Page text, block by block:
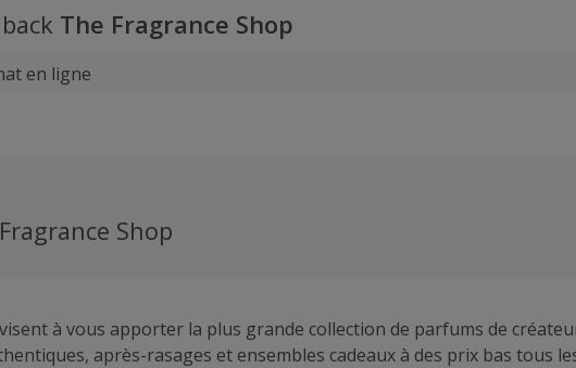
The Fragrance Shop
en ligne
Shop
à vous apporter la plus grande collection de parfums de
après-rasages et ensembles cadeaux à des prix bas tous